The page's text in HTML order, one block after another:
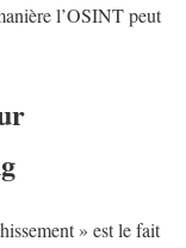
l’OSINT peut
» est le fait